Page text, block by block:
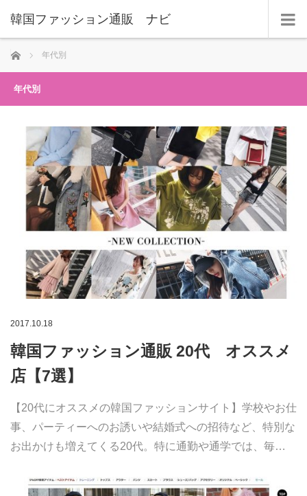
韓国ファッション通販 ナビ
ホーム 年代別
年代別
2017.10.18
韓国ファッション通販 20代 オススメ
店【7選】
【20代にオススメの韓国ファッションサイト】学校やお仕
事、パーティーへのお誘いや結婚式への招待など、特別な
お出かけも増えてくる20代。特に通勤や通学では、毎…